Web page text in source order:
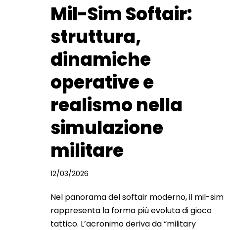
Mil-Sim Softair:
struttura,
dinamiche
operative e
realismo nella
simulazione
militare
12/03/2026
Nel panorama del softair moderno, il mil-sim
rappresenta la forma più evoluta di gioco
tattico. L’acronimo deriva da “military